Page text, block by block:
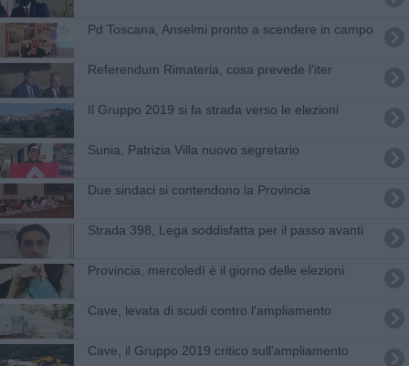
Pd Toscana, Anselmi pronto a scendere in campo
Referendum Rimateria, cosa prevede l'iter
Il Gruppo 2019 si fa strada verso le elezioni
Sunia, Patrizia Villa nuovo segretario
Due sindaci si contendono la Provincia
Strada 398, Lega soddisfatta per il passo avanti
Provincia, mercoledì è il giorno delle elezioni
Cave, levata di scudi contro l'ampliamento
Cave, il Gruppo 2019 critico sull'ampliamento